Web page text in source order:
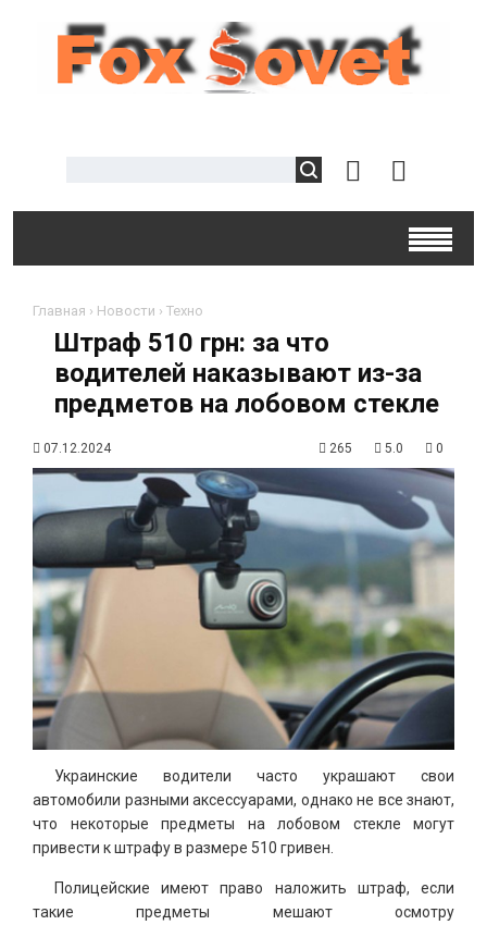
Главная › Новости › Техно
Штраф 510 грн: за что
водителей наказывают из-за
предметов на лобовом стекле
07.12.2024 265 5.0 0
Украинские водители часто украшают свои
автомобили разными аксессуарами, однако не все знают,
что некоторые предметы на лобовом стекле могут
привести к штрафу в размере 510 гривен.
Полицейские имеют право наложить штраф, если
такие предметы мешают осмотру